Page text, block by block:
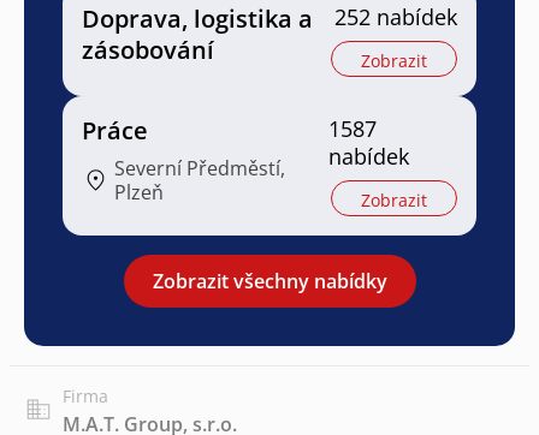
Doprava, logistika a
zásobování
252 nabídek
Zobrazit
Práce
Severní Předměstí,
Plzeň
1587
nabídek
Zobrazit
Zobrazit všechny nabídky
Firma
M.A.T. Group, s.r.o.